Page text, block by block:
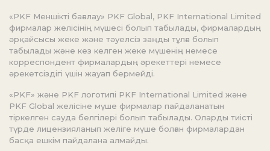
«PKF Меншікті бағалау» PKF Global, PKF International Limited
фирмалар желісінің мүшесі болып табылады, фирмалардың
әрқайсысы жеке және тәуелсіз заңды тұлға болып
табылады және кез келген жеке мүшенің немесе
корреспондент фирмалардың әрекеттері немесе
әрекетсіздігі үшін жауап бермейді.
«PKF» және PKF логотипі PKF International Limited және
PKF Global желісіне мүше фирмалар пайдаланатын
тіркелген сауда белгілері болып табылады. Оларды тиісті
түрде лицензияланып желіге мүше болған фирмалардан
басқа ешкім пайдалана алмайды.